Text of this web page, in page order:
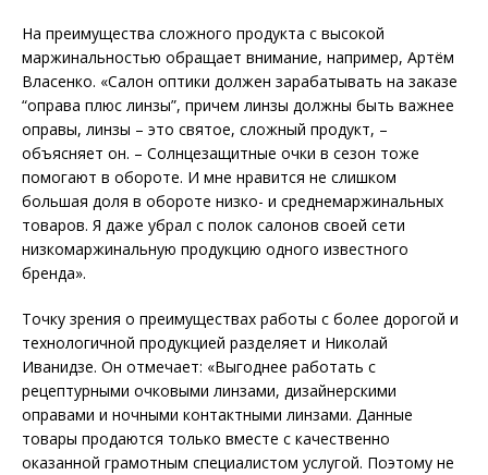
На преимущества сложного продукта с высокой
маржинальностью обращает внимание, например, Артём
Власенко. «Салон оптики должен зарабатывать на заказе
“оправа плюс линзы”, причем линзы должны быть важнее
оправы, линзы – это святое, сложный продукт, –
объясняет он. – Солнцезащитные очки в сезон тоже
помогают в обороте. И мне нравится не слишком
большая доля в обороте низко- и среднемаржинальных
товаров. Я даже убрал с полок салонов своей сети
низкомаржинальную продукцию одного известного
бренда».
Точку зрения о преимуществах работы с более дорогой и
технологичной продукцией разделяет и Николай
Иванидзе. Он отмечает: «Выгоднее работать с
рецептурными очковыми линзами, дизайнерскими
оправами и ночными контактными линзами. Данные
товары продаются только вместе с качественно
оказанной грамотным специалистом услугой. Поэтому не